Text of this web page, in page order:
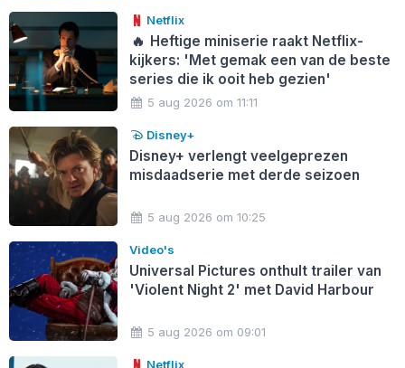
Netflix
🔥 Heftige miniserie raakt Netflix-
kijkers: 'Met gemak een van de beste
series die ik ooit heb gezien'
5 aug 2026 om 11:11
Disney+
Disney+ verlengt veelgeprezen
misdaadserie met derde seizoen
5 aug 2026 om 10:25
Video's
Universal Pictures onthult trailer van
'Violent Night 2' met David Harbour
5 aug 2026 om 09:01
Netflix